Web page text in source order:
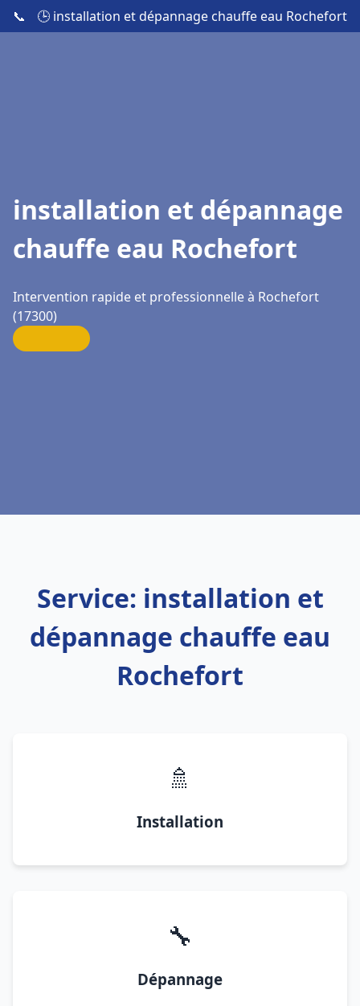
📞 🕒 installation et dépannage chauffe eau Rochefort
installation et dépannage
chauffe eau Rochefort
Intervention rapide et professionnelle à Rochefort
(17300)
Service: installation et
dépannage chauffe eau
Rochefort
🚿
Installation
🔧
Dépannage